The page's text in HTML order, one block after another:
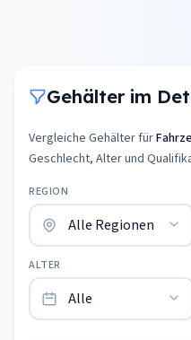
Gehälter im
Vergleiche Gehälter für
Geschlecht, Alter und
REGION
ALTER